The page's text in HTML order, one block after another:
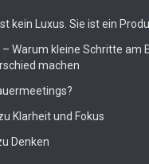
kein Luxus. Sie ist ein
– Warum kleine Schritte am
machen
Klarheit und Fokus
Denken